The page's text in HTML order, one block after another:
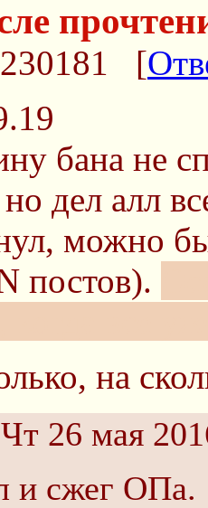
[
бана не
дел алл
можно
постов).
на
Чт 26 мая
и сжег ОПа.